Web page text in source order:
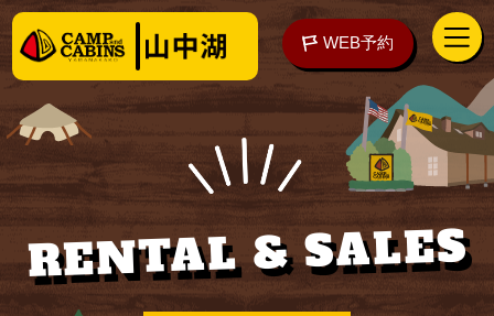
WEB予約
アクセス WEB予約
RENTAL & SALES